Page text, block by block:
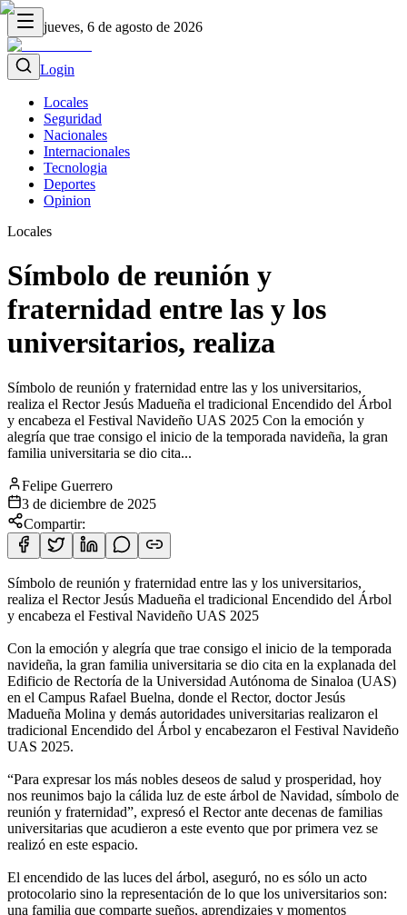
jueves, 6 de agosto de 2026
Login
Locales
Seguridad
Nacionales
Internacionales
Tecnologia
Deportes
Opinion
Locales
Símbolo de reunión y
fraternidad entre las y los
universitarios, realiza
Símbolo de reunión y fraternidad entre las y los universitarios,
realiza el Rector Jesús Madueña el tradicional Encendido del Árbol
y encabeza el Festival Navideño UAS 2025 Con la emoción y
alegría que trae consigo el inicio de la temporada navideña, la gran
familia universitaria se dio cita...
Felipe Guerrero
3 de diciembre de 2025
Compartir:
Símbolo de reunión y fraternidad entre las y los universitarios,
realiza el Rector Jesús Madueña el tradicional Encendido del Árbol
y encabeza el Festival Navideño UAS 2025
Con la emoción y alegría que trae consigo el inicio de la temporada
navideña, la gran familia universitaria se dio cita en la explanada del
Edificio de Rectoría de la Universidad Autónoma de Sinaloa (UAS)
en el Campus Rafael Buelna, donde el Rector, doctor Jesús
Madueña Molina y demás autoridades universitarias realizaron el
tradicional Encendido del Árbol y encabezaron el Festival Navideño
UAS 2025.
“Para expresar los más nobles deseos de salud y prosperidad, hoy
nos reunimos bajo la cálida luz de este árbol de Navidad, símbolo de
reunión y fraternidad”, expresó el Rector ante decenas de familias
universitarias que acudieron a este evento que por primera vez se
realizó en este espacio.
El encendido de las luces del árbol, aseguró, no es sólo un acto
protocolario sino la representación de lo que los universitarios son:
una familia que comparte sueños, aprendizajes y momentos